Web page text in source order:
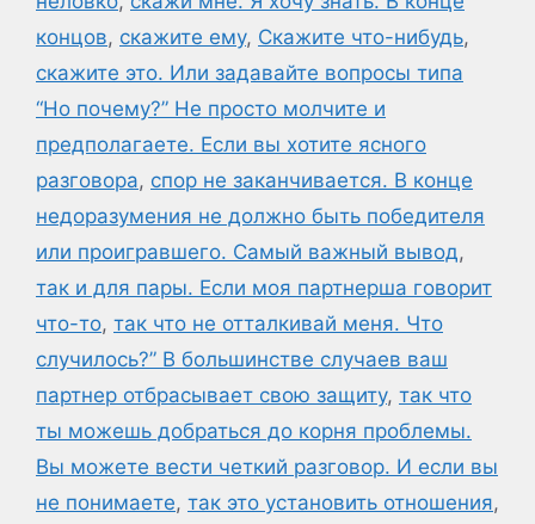
концов, скажите ему, Скажите что-нибудь,
скажите это. Или задавайте вопросы типа
“Но почему?” Не просто молчите и
предполагаете. Если вы хотите ясного
разговора, спор не заканчивается. В конце
недоразумения не должно быть победителя
или проигравшего. Самый важный вывод,
так и для пары. Если моя партнерша говорит
что-то, так что не отталкивай меня. Что
случилось?” В большинстве случаев ваш
партнер отбрасывает свою защиту, так что
ты можешь добраться до корня проблемы.
Вы можете вести четкий разговор. И если вы
не понимаете, так это установить отношения,